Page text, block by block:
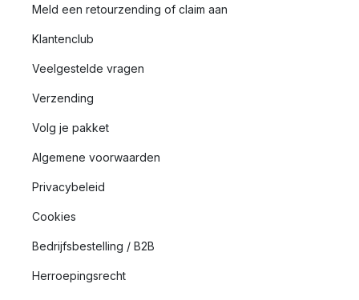
Meld een retourzending of claim aan
Klantenclub
Veelgestelde vragen
Verzending
Volg je pakket
Algemene voorwaarden
Privacybeleid
Cookies
Bedrijfsbestelling / B2B
Herroepingsrecht